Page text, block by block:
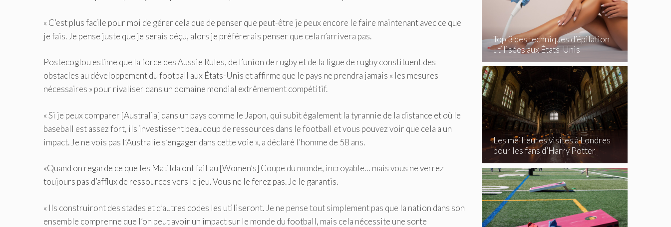
« C’est plus facile pour moi de gérer cela que de penser que peut-être je peux encore le faire maintenant avec ce que
je fais. Je pense juste que je serais déçu, alors je préférerais penser que cela n’arrivera pas.
Postecoglou estime que la force des Aussie Rules, de l’union de rugby et de la ligue de rugby constituent des
obstacles au développement du football aux États-Unis et affirme que le pays ne prendra jamais « les mesures
nécessaires » pour rivaliser dans un domaine mondial extrêmement compétitif.
« Si je peux comparer [Australia] dans un pays comme le Japon, qui subit également la tyrannie de la distance et où le
baseball est assez fort, ils investissent beaucoup de ressources dans le football et vous pouvez voir que cela a un
impact. Je ne vois pas l’Australie s’engager dans cette voie », a déclaré l’homme de 58 ans.
«Quand on regarde ce que les Matilda ont fait au [Women’s] Coupe du monde, incroyable… mais vous ne verrez
toujours pas d’afflux de ressources vers le jeu. Vous ne le ferez pas. Je le garantis.
« Ils construiront des stades et d’autres codes les utiliseront. Je ne pense tout simplement pas que la nation dans son
ensemble comprenne que l’on peut avoir un impact sur le monde du football, mais cela nécessite une sorte
Top 3 des techniques d’épilation
utilisées aux États-Unis
Les meilleures visites à Londres
pour les fans d’Harry Potter